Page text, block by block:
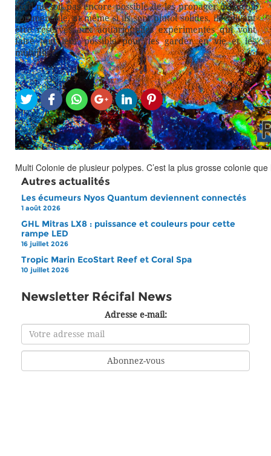
Multi Colonie de plusieur polypes. C’est la plus grosse colonie
qu’il ne soit pas encore possible de les propager de façon
commerciale, et même si ils sont plutôt solides, ils doivent
être réservés aux aquariophiles expérimentés qui vont
faire tout leur possible pour les garder en vie et les
multiplier.
Partager sur
Autres actualités
Les écumeurs Nyos Quantum deviennent connectés
1 août 2026
GHL Mitras LX8 : puissance et couleurs pour cette
rampe LED
16 juillet 2026
Tropic Marin EcoStart Reef et Coral Spa
10 juillet 2026
Newsletter Récifal News
Adresse e-mail: